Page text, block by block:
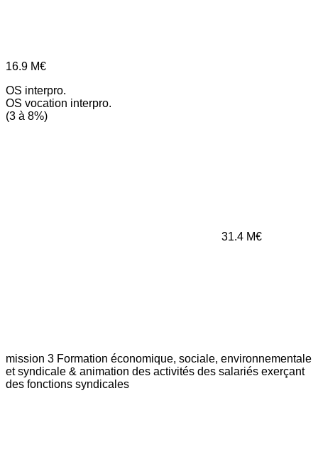
16.9 M€
OS interpro.
OS vocation interpro.
(3 à 8%)
31.4 M€
mission 3 Formation économique, sociale, environnementale
et syndicale & animation des activités des salariés exerçant
des fonctions syndicales